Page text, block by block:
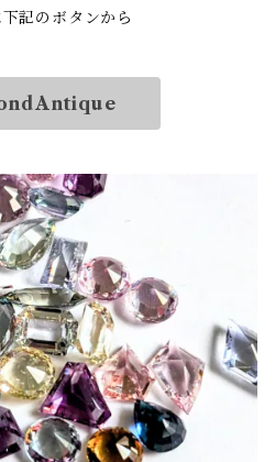
下記のボタンから